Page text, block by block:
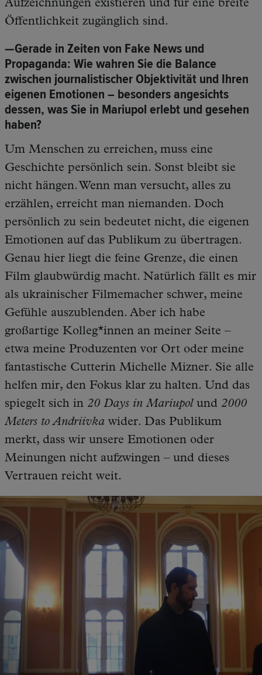
Aufzeichnungen existieren und für eine breite
Öffentlichkeit zugänglich sind.
—Gerade in Zeiten von Fake News und
Propaganda: Wie wahren Sie die Balance
zwischen journalistischer Objektivität und Ihren
eigenen Emotionen – besonders angesichts
dessen, was Sie in Mariupol erlebt und gesehen
haben?
Um Menschen zu erreichen, muss eine
Geschichte persönlich sein. Sonst bleibt sie
nicht hängen. Wenn man versucht, alles zu
erzählen, erreicht man niemanden. Doch
persönlich zu sein bedeutet nicht, die eigenen
Emotionen auf das Publikum zu übertragen.
Genau hier liegt die feine Grenze, die einen
Film glaubwürdig macht. Natürlich fällt es mir
als ukrainischer Filmemacher schwer, meine
Gefühle auszublenden. Aber ich habe
großartige Kolleg*innen an meiner Seite –
etwa meine Produzenten vor Ort oder meine
fantastische Cutterin Michelle Mizner. Sie alle
helfen mir, den Fokus klar zu halten. Und das
spiegelt sich in 20 Days in Mariupol und 2000
Meters to Andriivka wider. Das Publikum
merkt, dass wir unsere Emotionen oder
Meinungen nicht aufzwingen – und dieses
Vertrauen reicht weit.